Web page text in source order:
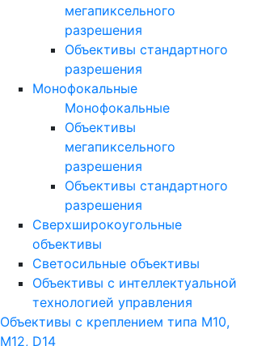
мегапиксельного
разрешения
Объективы стандартного
разрешения
Монофокальные
Монофокальные
Объективы
мегапиксельного
разрешения
Объективы стандартного
разрешения
Сверхширокоугольные
объективы
Светосильные объективы
Объективы с интеллектуальной
технологией управления
Объективы с креплением типа M10,
M12, D14